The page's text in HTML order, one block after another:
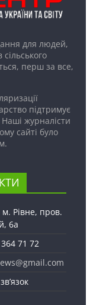
для людей,
перш за все,
підтримує
журналісти
сайті було
м. Рівне, пров.
6а
71 72